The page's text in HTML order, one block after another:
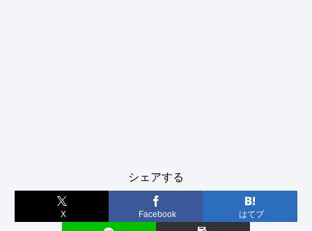
シェアする
X Facebook はてブ